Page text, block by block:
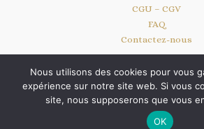
CGU – CGV
FAQ
Contactez-nous
Copyright © 2026 Eymet Les Iris En Bastide
Beacom
Nous utilisons des cookies pour vous
expérience sur notre site web. Si vous
site, nous supposerons que vous
OK